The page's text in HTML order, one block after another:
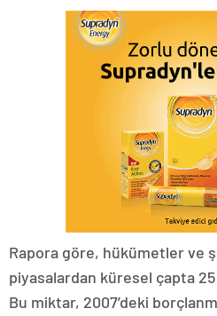
Rapora göre, hükümetler ve
piyasalardan küresel çapta
Bu miktar, 2007’deki